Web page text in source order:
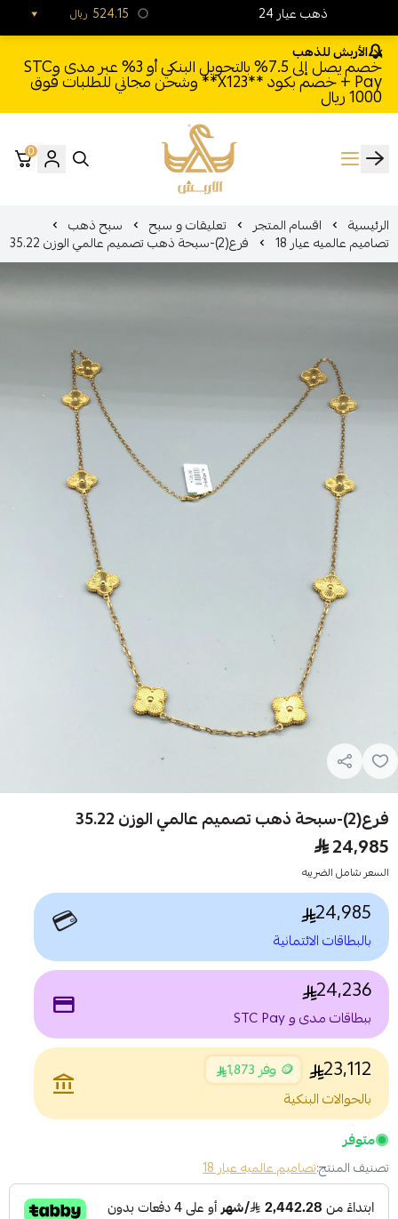
الأربش للذهب
خصم يصل إلى 7.5% بالتحويل البنكي أو 3% عبر مدى وSTC
Pay + خصم بكود **X123** وشحن مجاني للطلبات فوق
1000 ريال
الأربش للذهب
0
الرئيسية اقسام المتجر تعليقات و سبح سبح ذهب
تصاميم عالميه عيار 18 فرع(2)-سبحة ذهب تصميم عالمي الوزن 35.22
فرع(2)-سبحة ذهب تصميم عالمي الوزن 35.22
24,985
السعر شامل الضريبه
24,985
بالبطاقات الائتمانية 💳
24,236
ببطاقات مدى و STC Pay payment
23,112 🪙 وفر 1,873
بالحوالات البنكية
account_balance
متوفر
تصنيف المنتج:تصاميم عالميه عيار 18
24 ذهب عيار ريال 524.15